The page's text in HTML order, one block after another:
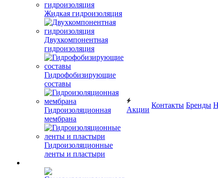
Жидкая гидроизоляция
Двухкомпонентная
гидроизоляция
Гидрофобизирующие
составы
Гидроизоляционная
мембрана
Гидроизоляционные
ленты и пластыри
Акции
Контакты Бренды